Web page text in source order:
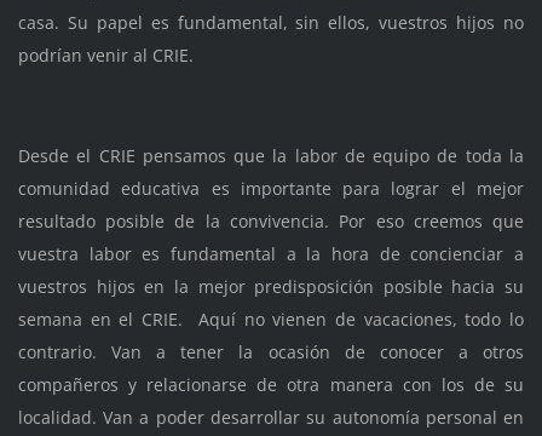
casa. Su papel es fundamental, sin ellos, vuestros hijos no
podrían venir al CRIE.
Desde el CRIE pensamos que la labor de equipo de toda la
comunidad educativa es importante para lograr el mejor
resultado posible de la convivencia. Por eso creemos que
vuestra labor es fundamental a la hora de concienciar a
vuestros hijos en la mejor predisposición posible hacia su
semana en el CRIE. Aquí no vienen de vacaciones, todo lo
contrario. Van a tener la ocasión de conocer a otros
compañeros y relacionarse de otra manera con los de su
localidad. Van a poder desarrollar su autonomía personal en